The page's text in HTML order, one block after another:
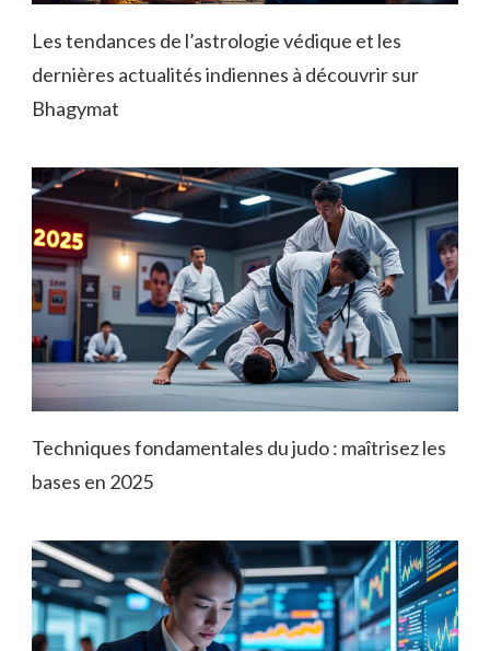
Les tendances de l’astrologie védique et les
dernières actualités indiennes à découvrir sur
Bhagymat
Techniques fondamentales du judo : maîtrisez les
bases en 2025